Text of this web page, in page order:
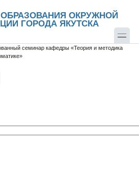
ОКРУЖНОЙ
ГОРОДА ЯКУТСКА
семинар кафедры «Теория и методика